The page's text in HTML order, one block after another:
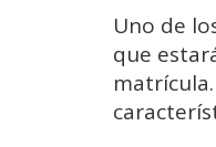
Uno de
que